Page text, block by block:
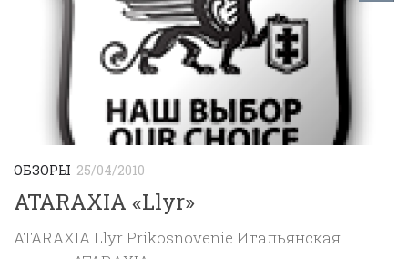
ОБЗОРЫ 25/04/2010
ATARAXIA «Llyr»
ATARAXIA Llyr Prikosnovenie Итальянская